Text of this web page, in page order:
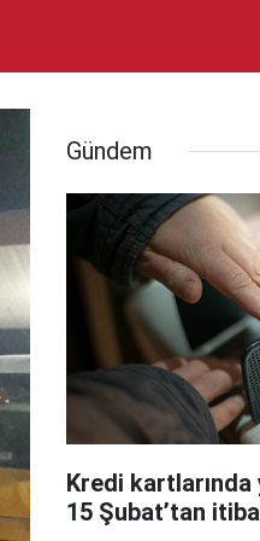
Gündem
Kredi
15 Şubat’tan